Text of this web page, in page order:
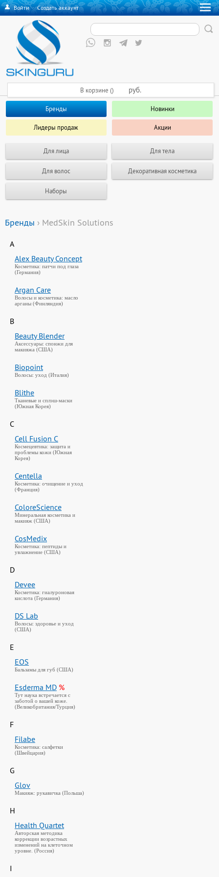
Войти·Создать аккаунт
Бренды Новинки
Лидеры продаж Акции
Для лица Для тела
Для волос Декоративная косметика
Наборы
В корзине () руб.
Бренды › MedSkin Solutions
A
Alex Beauty Concept
Косметика: патчи под глаза
(Германия)
Argan Care
Волосы и косметика: масло
арганы (Финляндия)
B
Beauty Blender
Аксессуары: спонжи для
макияжа (США)
Biopoint
Волосы: уход (Италия)
Blithe
Тканевые и сплэш-маски
(Южная Корея)
C
Cell Fusion C
Космецевтика: защита и
проблемы кожи (Южная
Корея)
Centella
Косметика: очищение и уход
(Франция)
ColoreScience
Минеральная косметика и
макияж (США)
CosMedix
Косметика: пептиды и
увлажнение (США)
D
Devee
Косметика: гиалуроновая
кислота (Германия)
DS Lab
Волосы: здоровье и уход
(США)
E
EOS
Бальзамы для губ (США)
Esderma MD %
Тут наука встречается с
заботой о вашей коже.
(Великобритания/Турция)
F
Filabe
Косметика: салфетки
(Швейцария)
G
Glov
Макияж: рукавичка (Польша)
H
Health Quartet
Авторская методика
коррекции возрастных
изменений на клеточном
уровне. (Россия)
I